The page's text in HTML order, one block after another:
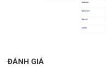
ĐÁNH GIÁ